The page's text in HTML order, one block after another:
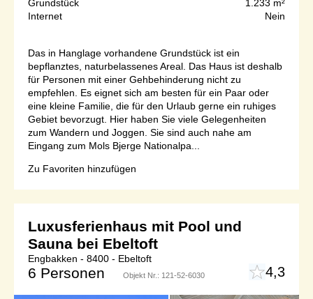
Grundstück
1.233 m²
Internet
Nein
Das in Hanglage vorhandene Grundstück ist ein
bepflanztes, naturbelassenes Areal. Das Haus ist deshalb
für Personen mit einer Gehbehinderung nicht zu
empfehlen. Es eignet sich am besten für ein Paar oder
eine kleine Familie, die für den Urlaub gerne ein ruhiges
Gebiet bevorzugt. Hier haben Sie viele Gelegenheiten
zum Wandern und Joggen. Sie sind auch nahe am
Eingang zum Mols Bjerge Nationalpa...
Zu Favoriten hinzufügen
Luxusferienhaus mit Pool und
Sauna bei Ebeltoft
Engbakken - 8400 - Ebeltoft
6 Personen Objekt Nr.: 121-52-6030 4,3